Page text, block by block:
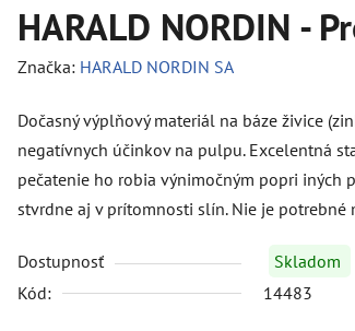
HARALD NORDIN -
Značka: HARALD NORDIN SA
Dočasný výplňový materiál na báze živice
negatívnych účinkov na pulpu. Excelentná
pečatenie ho robia výnimočným popri iných
stvrdne aj v prítomnosti slín. Nie je potrebné
Dostupnosť Skladom
Kód:
14483